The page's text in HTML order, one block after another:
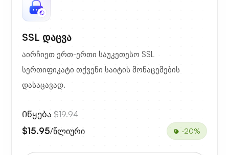
SSL დაცვა
აირჩიეთ ერთ-ერთი საუკეთესო SSL
სერთიფიკატი თქვენი საიტის მონაცემების
დასაცავად.
Იწყება $19.94
$15.95/წლიური -20%